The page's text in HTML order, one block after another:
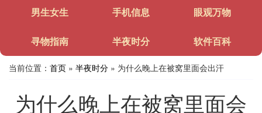
男生女生 手机信息 眼观万物
寻物指南 半夜时分 软件百科
当前位置： 首页 » 半夜时分 » 为什么晚上在被窝里面会出汗
为什么晚上在被窝里面会